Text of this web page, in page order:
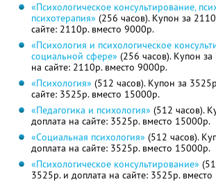
«Психологическое консультирование,
психотерапия» (256 часов). Купон за
сайте: 2110р. вместо 9000р.
«Психология и психологическое
социальной сфере» (256 часов). Купон
на сайте: 2110р. вместо 9000р.
«Психология» (512 часов). Купон за
сайте: 3525р. вместо 15000р.
«Педагогика и психология» (512 часов).
доплата на сайте: 3525р. вместо 15000р.
«Социальная психология» (512 часов).
доплата на сайте: 3525р. вместо 15000р.
«Психологическое консультирование»
3525р. и доплата на сайте: 3525р.